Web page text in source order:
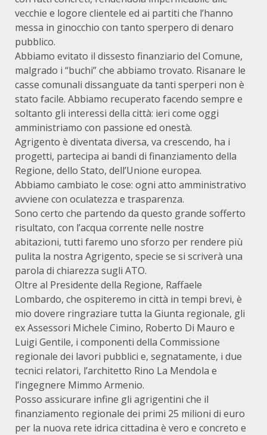
vecchie e logore clientele ed ai partiti che l’hanno
messa in ginocchio con tanto sperpero di denaro
pubblico.
Abbiamo evitato il dissesto finanziario del Comune,
malgrado i “buchi” che abbiamo trovato. Risanare le
casse comunali dissanguate da tanti sperperi non è
stato facile. Abbiamo recuperato facendo sempre e
soltanto gli interessi della città: ieri come oggi
amministriamo con passione ed onestà.
Agrigento è diventata diversa, va crescendo, ha i
progetti, partecipa ai bandi di finanziamento della
Regione, dello Stato, dell’Unione europea.
Abbiamo cambiato le cose: ogni atto amministrativo
avviene con oculatezza e trasparenza.
Sono certo che partendo da questo grande sofferto
risultato, con l’acqua corrente nelle nostre
abitazioni, tutti faremo uno sforzo per rendere più
pulita la nostra Agrigento, specie se si scriverà una
parola di chiarezza sugli ATO.
Oltre al Presidente della Regione, Raffaele
Lombardo, che ospiteremo in città in tempi brevi, è
mio dovere ringraziare tutta la Giunta regionale, gli
ex Assessori Michele Cimino, Roberto Di Mauro e
Luigi Gentile, i componenti della Commissione
regionale dei lavori pubblici e, segnatamente, i due
tecnici relatori, l’architetto Rino La Mendola e
l’ingegnere Mimmo Armenio.
Posso assicurare infine gli agrigentini che il
finanziamento regionale dei primi 25 milioni di euro
per la nuova rete idrica cittadina è vero e concreto e